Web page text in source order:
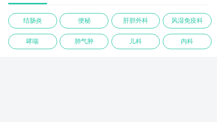
结肠炎 便秘 肝胆外科 风湿免疫科
哮喘 肺气肿 儿科 内科